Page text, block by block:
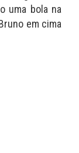
uma bola na
em cima